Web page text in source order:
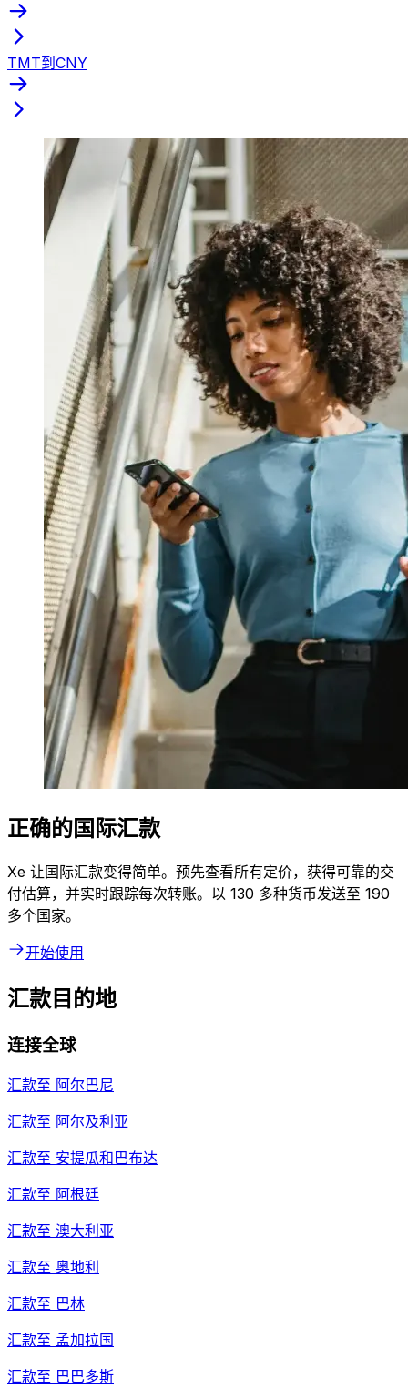
TMT到CNY
正确的国际汇款
Xe 让国际汇款变得简单。预先查看所有定价，获得可靠的交
付估算，并实时跟踪每次转账。以 130 多种货币发送至 190
多个国家。
开始使用
汇款目的地
连接全球
汇款至 阿尔巴尼
汇款至 阿尔及利亚
汇款至 安提瓜和巴布达
汇款至 阿根廷
汇款至 澳大利亚
汇款至 奥地利
汇款至 巴林
汇款至 孟加拉国
汇款至 巴巴多斯